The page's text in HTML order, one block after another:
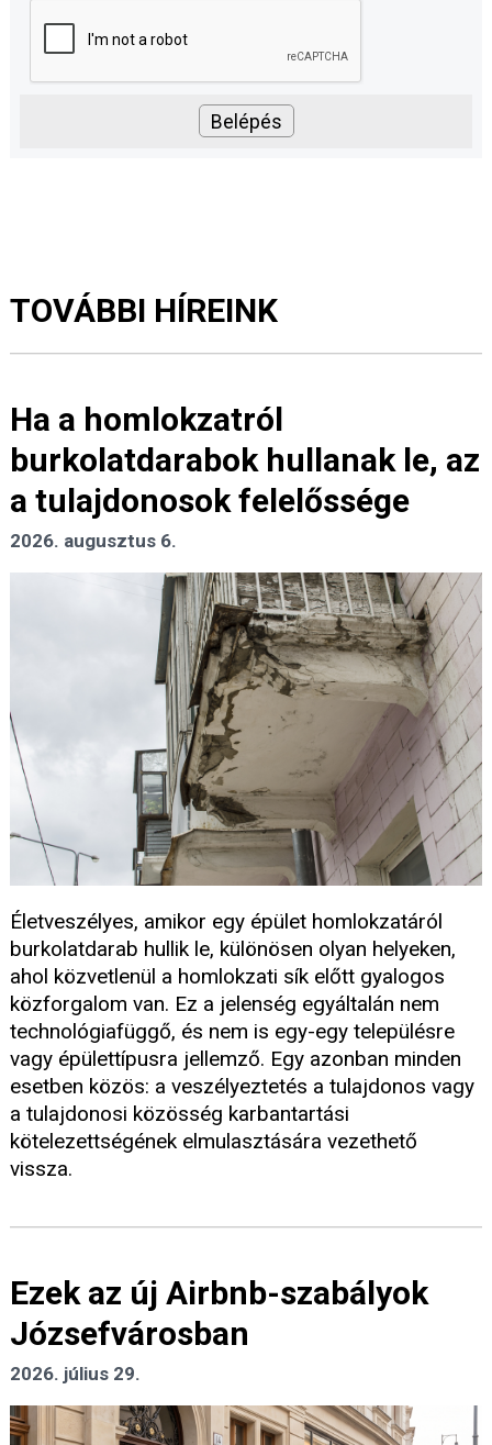
TOVÁBBI HÍREINK
Ha a homlokzatról
burkolatdarabok hullanak le, az
a tulajdonosok felelőssége
2026. augusztus 6.
Életveszélyes, amikor egy épület homlokzatáról
burkolatdarab hullik le, különösen olyan helyeken,
ahol közvetlenül a homlokzati sík előtt gyalogos
közforgalom van. Ez a jelenség egyáltalán nem
technológiafüggő, és nem is egy-egy településre
vagy épülettípusra jellemző. Egy azonban minden
esetben közös: a veszélyeztetés a tulajdonos vagy
a tulajdonosi közösség karbantartási
kötelezettségének elmulasztására vezethető
vissza.
Ezek az új Airbnb-szabályok
Józsefvárosban
2026. július 29.